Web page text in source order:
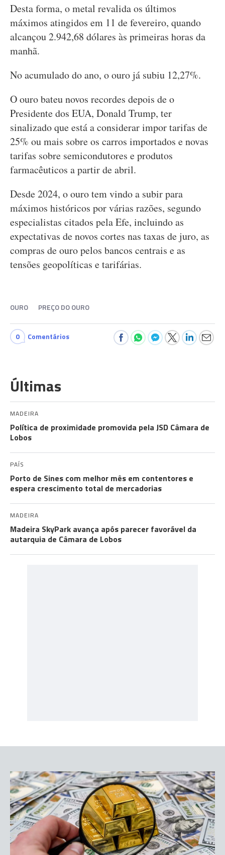
Desta forma, o metal revalida os últimos
máximos atingidos em 11 de fevereiro, quando
alcançou 2.942,68 dólares às primeiras horas da
manhã.
No acumulado do ano, o ouro já subiu 12,27%.
O ouro bateu novos recordes depois de o
Presidente dos EUA, Donald Trump, ter
sinalizado que está a considerar impor tarifas de
25% ou mais sobre os carros importados e novas
tarifas sobre semicondutores e produtos
farmacêuticos a partir de abril.
Desde 2024, o ouro tem vindo a subir para
máximos históricos por várias razões, segundo
especialistas citados pela Efe, incluindo as
expectativas de novos cortes nas taxas de juro, as
compras de ouro pelos bancos centrais e as
tensões geopolíticas e tarifárias.
OURO PREÇO DO OURO
0 Comentários
Últimas
MADEIRA
Política de proximidade promovida pela JSD Câmara de
Lobos
PAÍS
Porto de Sines com melhor mês em contentores e
espera crescimento total de mercadorias
MADEIRA
Madeira SkyPark avança após parecer favorável da
autarquia de Câmara de Lobos